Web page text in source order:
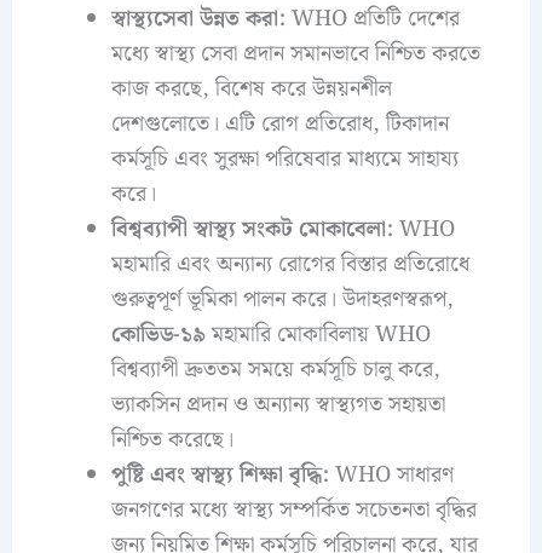
স্বাস্থ্যসেবা উন্নত করা: WHO প্রতিটি দেশের
মধ্যে স্বাস্থ্য সেবা প্রদান সমানভাবে নিশ্চিত করতে
কাজ করছে, বিশেষ করে উন্নয়নশীল
দেশগুলোতে। এটি রোগ প্রতিরোধ, টিকাদান
কর্মসূচি এবং সুরক্ষা পরিষেবার মাধ্যমে সাহায্য
করে।
বিশ্বব্যাপী স্বাস্থ্য সংকট মোকাবেলা: WHO
মহামারি এবং অন্যান্য রোগের বিস্তার প্রতিরোধে
গুরুত্বপূর্ণ ভূমিকা পালন করে। উদাহরণস্বরূপ,
কোভিড-১৯মহামারি মোকাবিলায় WHO
বিশ্বব্যাপী দ্রুততম সময়ে কর্মসূচি চালু করে,
ভ্যাকসিন প্রদান ও অন্যান্য স্বাস্থ্যগত সহায়তা
নিশ্চিত করেছে।
পুষ্টি এবং স্বাস্থ্য শিক্ষা বৃদ্ধি: WHO সাধারণ
জনগণের মধ্যে স্বাস্থ্য সম্পর্কিত সচেতনতা বৃদ্ধির
জন্য নিয়মিত শিক্ষা কর্মসূচি পরিচালনা করে, যার